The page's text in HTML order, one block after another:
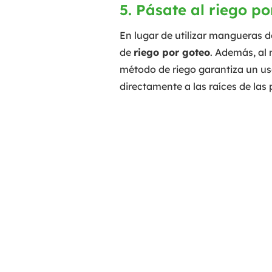
5. Pásate al riego
En lugar de utilizar mangueras
de riego por goteo. Además, al
método de riego garantiza un
directamente a las raíces de las